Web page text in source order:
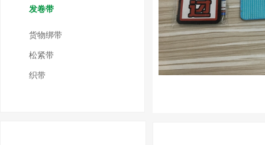
发卷带
货物绑带
松紧带
织带